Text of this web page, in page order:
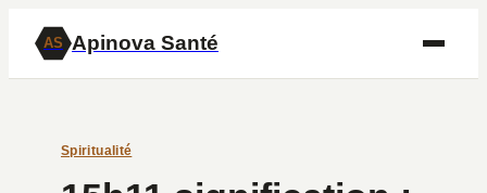
AS Apinova Santé
Spiritualité